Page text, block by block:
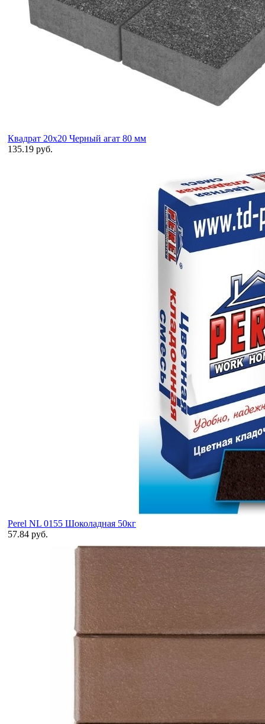
Квадрат 20х20 Черный агат 80 мм
135.19 руб.
Perel NL 0155 Шоколадная 50кг
57.84 руб.